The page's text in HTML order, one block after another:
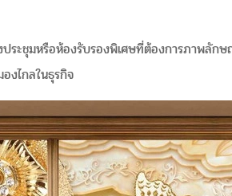
ระชุมหรือห้องรับรองพิเศษที่ต้องการภาพลั
งไกลในธุรกิจ